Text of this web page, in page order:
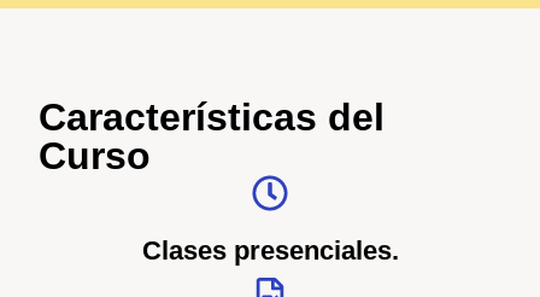
Características del
Curso
Clases presenciales.